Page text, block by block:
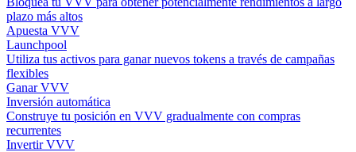
plazo más altos
Apuesta VVV
Launchpool
Utiliza tus activos para ganar nuevos tokens a través de campañas
flexibles
Ganar VVV
Inversión automática
Construye tu posición en VVV gradualmente con compras
recurrentes
Invertir VVV